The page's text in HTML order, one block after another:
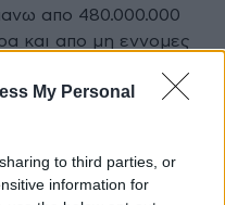
My Personal
to third parties, or
information for
απο 480.000.000
και απο μη εννομες
αλβανοι, βουλγαροι
4